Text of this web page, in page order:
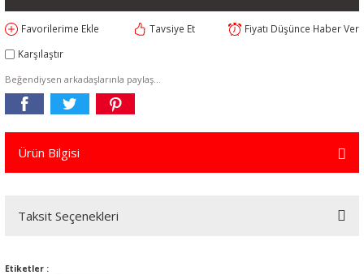
Tavsiye Et
Fiyatı Düşünce Haber Ver
Karşılaştır
Beğendiysen arkadaşlarınla paylaş...
Ürün Bilgisi
Taksit Seçenekleri
Etiketler :